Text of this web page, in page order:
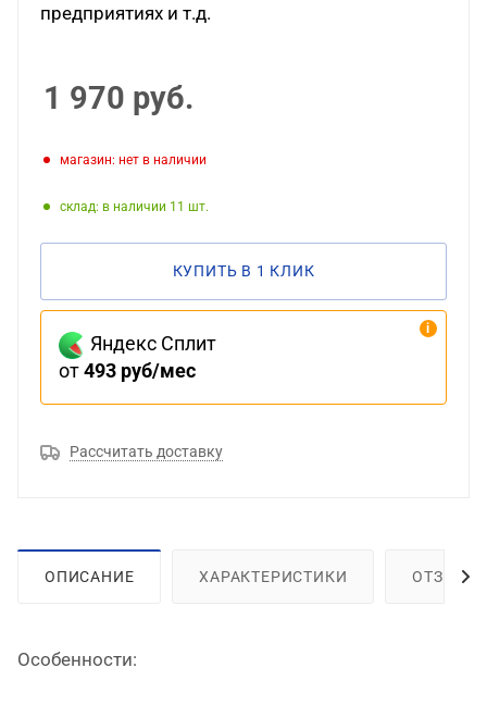
предприятиях и т.д.
1 970 руб.
Магазин: нет в наличии
Склад: в наличии 11
КУПИТЬ В 1 КЛИК
Яндекс Сплит
от493 руб/мес
Рассчитать доставку
ОПИСАНИЕ ХАРАКТЕРИСТИКИ ОТЗЫВЫ
Особенности: